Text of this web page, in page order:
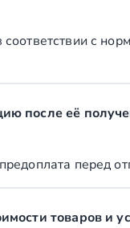
с
после её
перед
товаров и